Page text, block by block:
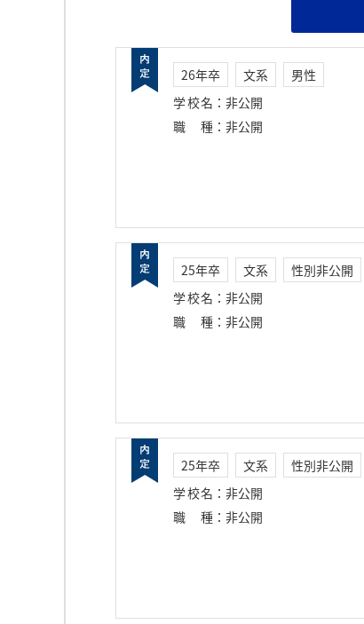
26年卒 文系
男性
学校名 ： 非公開
職種 ： 非公開
25年卒 文系
性別非公開
学校名 ： 非公開
職種 ： 非公開
25年卒 文系
性別非公開
学校名 ： 非公開
職種 ： 非公開